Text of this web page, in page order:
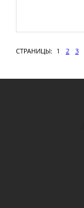
СТРАНИЦЫ: 1 2 3